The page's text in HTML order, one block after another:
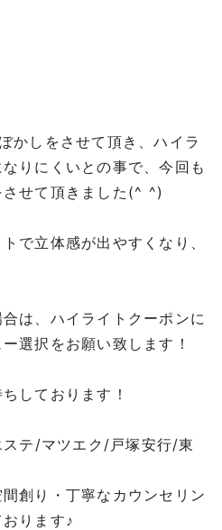
かしをさせて頂き、ハイラ
りにくいとの事で、今回も
せて頂きました(^ ^)
で立体感が出やすくなり、
は、ハイライトクーポンに
選択をお願い致します！
しております！
テ/マツエク/戸塚安行/東
創り・丁寧なカウンセリン
ります♪